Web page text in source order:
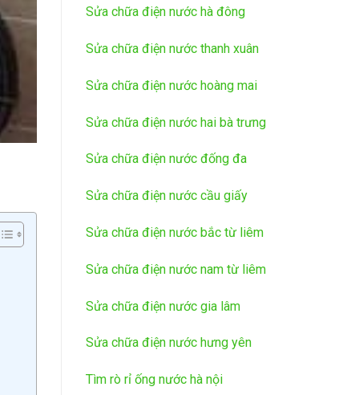
Sửa chữa điện nước hà đông
Sửa chữa điện nước thanh xuân
Sửa chữa điện nước hoàng mai
Sửa chữa điện nước hai bà trưng
Sửa chữa điện nước đống đa
Sửa chữa điện nước cầu giấy
Sửa chữa điện nước bắc từ liêm
Sửa chữa điện nước nam từ liêm
Sửa chữa điện nước gia lâm
Sửa chữa điện nước hưng yên
Tìm rò rỉ ống nước hà nội